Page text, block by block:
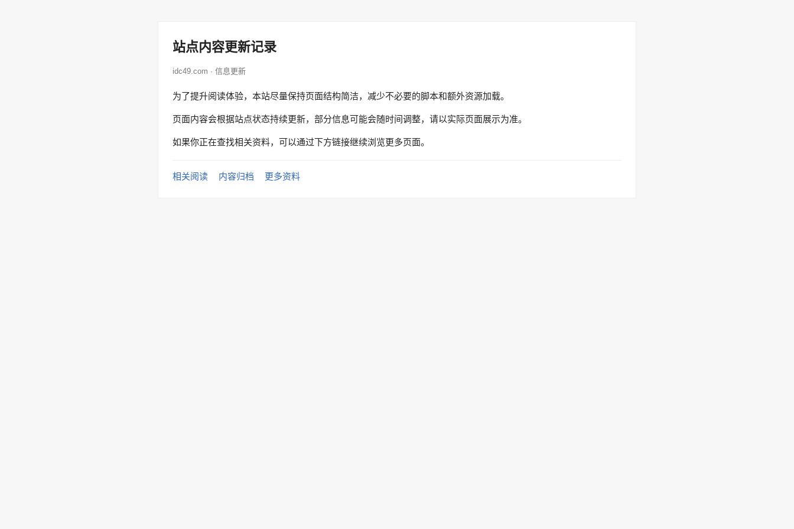
站点内容更新记录
idc49.com · 信息更新
为了提升阅读体验，本站尽量保持页面结构简洁，减少不必要的脚本和额外资源加载。
页面内容会根据站点状态持续更新，部分信息可能会随时间调整，请以实际页面展示为准。
如果你正在查找相关资料，可以通过下方链接继续浏览更多页面。
相关阅读 内容归档 更多资料